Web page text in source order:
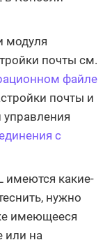
модуля
почты см.
файле
почты и
с
имеются какие-
нужно
имеющееся
или на